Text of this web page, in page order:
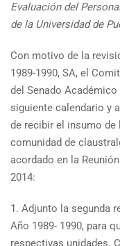
Evaluación del
de la Universidad de
Con motivo de la
1989-1990, SA, el
del Senado Académico
siguiente calendario y
de recibir el insumo
comunidad de
acordado en la
2014:
1. Adjunto la segunda
Año 1989- 1990, para
respectivas unidades.